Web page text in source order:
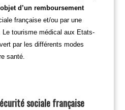
d’un remboursement
française et/ou par une
tourisme médical aux Etats-
par les différents modes
santé.
sociale française